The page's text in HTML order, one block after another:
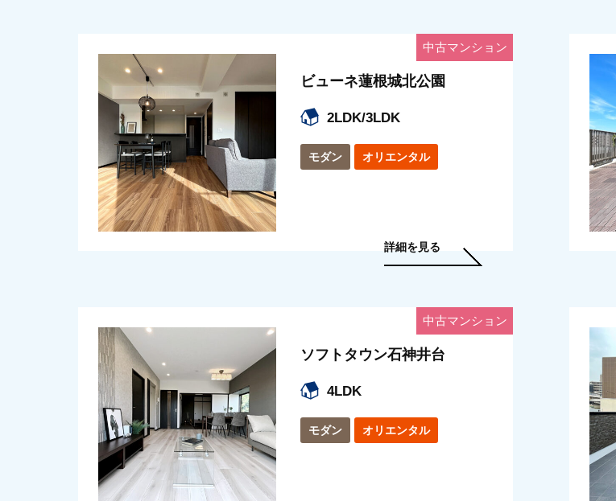
中古マンション
ビューネ蓮根城北公園
2LDK/3LDK
モダン オリエンタル
詳細を見る
中古マンション
ソフトタウン石神井台
4LDK
モダン オリエンタル